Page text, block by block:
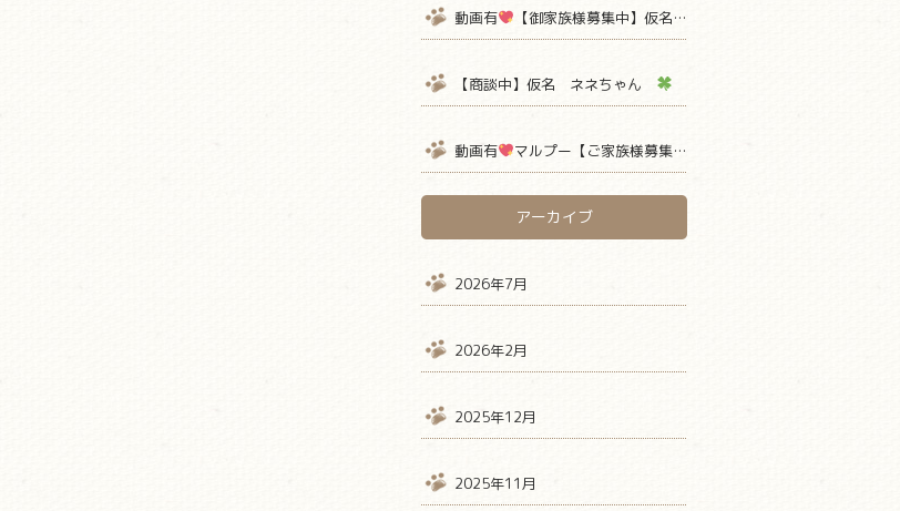
動画有 【御家族様募集中】仮名ミミちゃん
【商談中】仮名 ネネちゃん
動画有 マルプー【ご家族様募集中】 仮名ミルクボーロ君
アーカイブ
2026年7月
2026年2月
2025年12月
2025年11月